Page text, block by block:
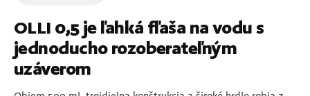
OLLI 0,5 je ľahká fľaša na vodu s
jednoducho rozoberateľným
uzáverom